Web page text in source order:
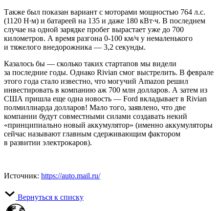
Также был показан вариант с моторами мощностью 764 л.с.
(1120 Н∙м) и батареей на 135 и даже 180 кВт∙ч. В последнем
случае на одной зарядке пробег вырастает уже до 700
километров. А время разгона 0-100 км/ч у немаленького
и тяжелого внедорожника — 3,2 секунды.
Казалось бы — сколько таких стартапов мы видели
за последние годы. Однако Rivian смог выстрелить. В феврале
этого года стало известно, что могучий Amazon решил
инвестировать в компанию аж 700 млн долларов. А затем из
США пришла еще одна новость — Ford вкладывает в Rivian
полмиллиарда долларов! Мало того, заявлено, что две
компании будут совместными силами создавать некий
«принципиально новый аккумулятор» (именно аккумуляторы
сейчас называют главным сдерживающим фактором
в развитии электрокаров).
Источник: https://auto.mail.ru/
Вернуться к списку